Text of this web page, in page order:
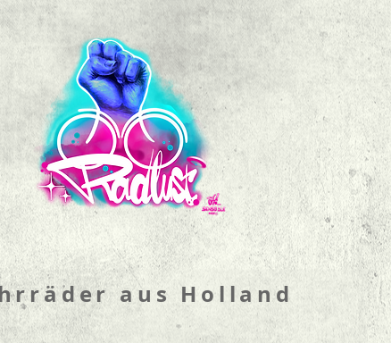
aus Holland